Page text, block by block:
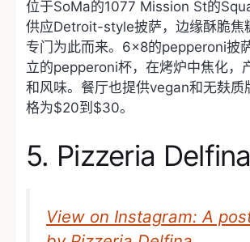
位于SoMa的1077 Mission St的
供应Detroit-style披萨，边缘酥脆焦
专门为此而来。6×8的pepperoni披
立的pepperoni杯，在烤炉中焦化，
和风味。餐厅也提供vegan和无麸质
格为$20到$30。
5. Pizzeria Delfina
View on Instagram: A